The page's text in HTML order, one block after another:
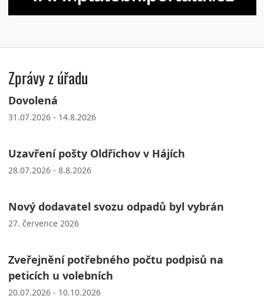
Zprávy z úřadu
Dovolená
31.07.2026 - 14.8.2026
Uzavření pošty Oldřichov v Hájích
28.07.2026 - 8.8.2026
Nový dodavatel svozu odpadů byl vybrán
27. července 2026
Zveřejnění potřebného počtu podpisů na
peticích u volebních
20.07.2026 - 10.10.2026